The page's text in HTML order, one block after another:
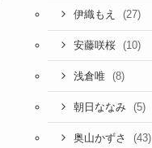
伊織もえ (27)
安藤咲桜 (10)
浅倉唯 (8)
朝日ななみ (5)
奥山かずさ (43)